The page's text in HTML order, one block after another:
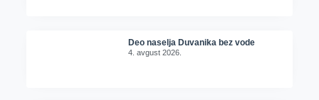
Deo naselja Duvanika bez vode
4. avgust 2026.